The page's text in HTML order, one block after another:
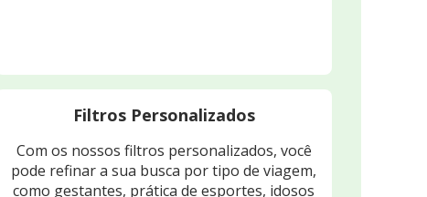
Filtros Personalizados
Com os nossos filtros personalizados, você
pode refinar a sua busca por tipo de viagem,
como gestantes, prática de esportes, idosos